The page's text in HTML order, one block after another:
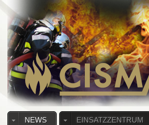
NEWS EINSATZZENTRUM